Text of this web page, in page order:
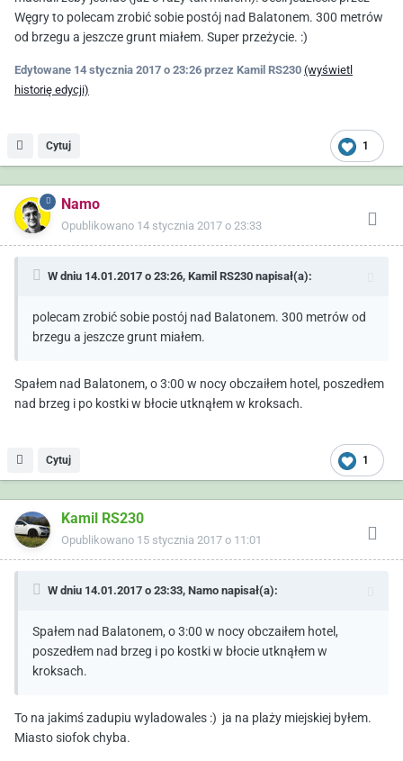
Węgry to polecam zrobić sobie postój nad Balatonem. 300 metrów
od brzegu a jeszcze grunt miałem. Super przeżycie. :)
Edytowane 14 stycznia 2017 o 23:26 przez Kamil RS230 (wyświetl
historię edycji)
1
Cytuj
Namo
Opublikowano 14 stycznia 2017 o 23:33
W dniu 14.01.2017 o 23:26, Kamil RS230 napisał(a):
polecam zrobić sobie postój nad Balatonem. 300 metrów od
brzegu a jeszcze grunt miałem.
Spałem nad Balatonem, o 3:00 w nocy obczaiłem hotel, poszedłem
nad brzeg i po kostki w błocie utknąłem w kroksach.
1
Cytuj
Kamil RS230
Opublikowano 15 stycznia 2017 o 11:01
W dniu 14.01.2017 o 23:33, Namo napisał(a):
Spałem nad Balatonem, o 3:00 w nocy obczaiłem hotel,
poszedłem nad brzeg i po kostki w błocie utknąłem w
kroksach.
To na jakimś zadupiu wyladowales :) ja na plaży miejskiej byłem.
Miasto siofok chyba.